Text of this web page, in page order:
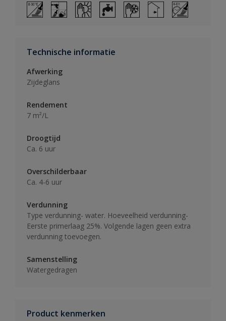
Technische informatie
Afwerking
Zijdeglans
Rendement
7 m²/L
Droogtijd
Ca. 6 uur
Overschilderbaar
Ca. 4-6 uur
Verdunning
Type verdunning- water. Hoeveelheid verdunning-
Eerste primerlaag 25%. Volgende lagen geen extra
verdunning toevoegen.
Samenstelling
Watergedragen
Product kenmerken